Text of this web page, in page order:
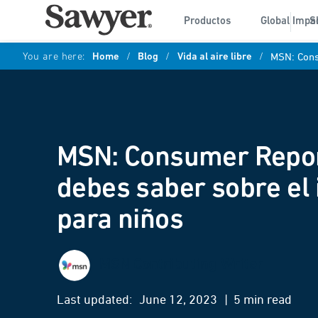
Productos Global
You are here: Home / Blog / Vida al aire libre / MSN:
MSN: Consumer
debes saber sobre el
para niños
Last updated: June 12, 2023 | 5 min read